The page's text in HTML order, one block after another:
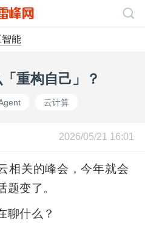
智能
重构自己」？
云计算
2026/05/21 16:01
相关的峰会，今年就会
变了。
聊什么？